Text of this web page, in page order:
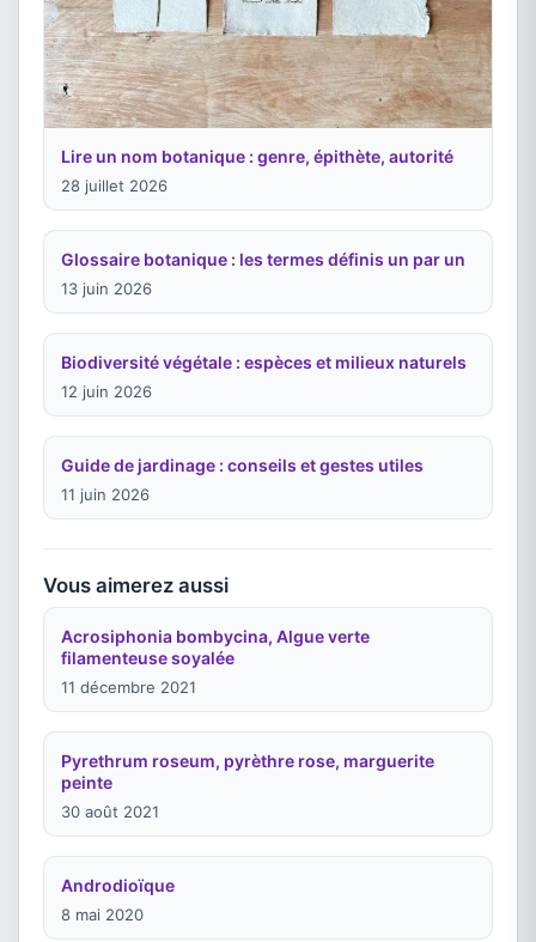
Lire un nom botanique : genre, épithète, autorité
28 juillet 2026
Glossaire botanique : les termes définis un par un
13 juin 2026
Biodiversité végétale : espèces et milieux naturels
12 juin 2026
Guide de jardinage : conseils et gestes utiles
11 juin 2026
Vous aimerez aussi
Acrosiphonia bombycina, Algue verte
filamenteuse soyalée
11 décembre 2021
Pyrethrum roseum, pyrèthre rose, marguerite
peinte
30 août 2021
Androdioïque
8 mai 2020